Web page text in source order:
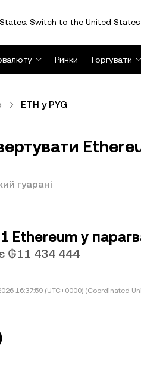
Switch to the United
Ринки Торгувати
ETH у PYG
гуарані
Ethereum у
₲11 434 444
16:37:59 (UTC+0000) (Coordinated